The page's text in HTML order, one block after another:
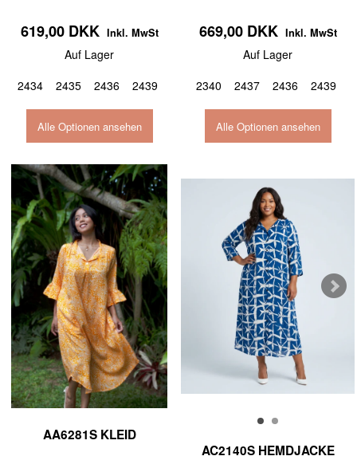
619,00 DKK Inkl. MwSt
Auf Lager
2434
2435 2436 2439
Alle Optionen ansehen
669,00 DKK Inkl. MwSt
Auf Lager
2340
2437 2436 2439
Alle Optionen ansehen
AA6281S KLEID
AC2140S HEMDJACKE